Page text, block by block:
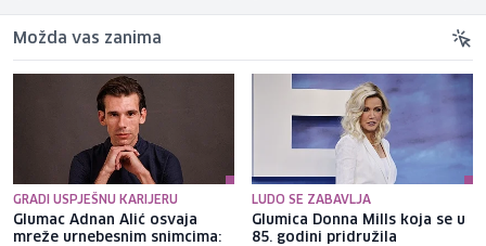
Možda vas zanima
GRADI USPJEŠNU KARIJERU
Glumac Adnan Alić osvaja
mreže urnebesnim snimcima:
LUDO SE ZABAVLJA
Glumica Donna Mills koja se u
85. godini pridružila